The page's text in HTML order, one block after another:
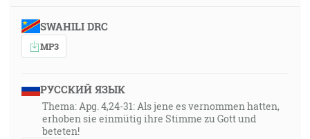
SWAHILI DRC
MP3
РУССКИЙ ЯЗЫК
Thema: Apg. 4,24-31: Als jene es vernommen hatten,
erhoben sie einmütig ihre Stimme zu Gott und
beteten!